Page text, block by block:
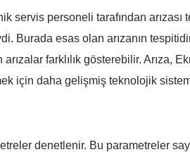
servis personeli tarafından
Burada esas olan arızanın
farklılık gösterebilir. Arıza,
için daha gelişmiş teknolojik
denetlenir. Bu parametreler